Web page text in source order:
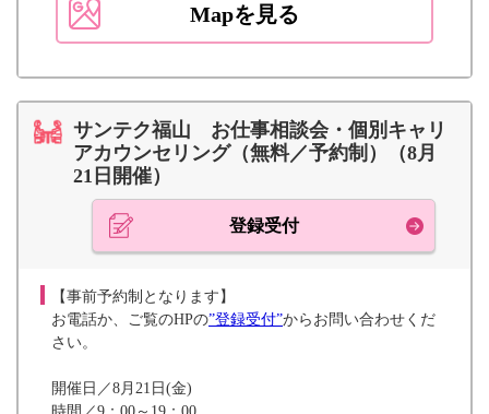
Mapを見る
サンテク福山 お仕事相談会・個別キャリ
アカウンセリング（無料／予約制）（8月
21日開催）
登録受付
【事前予約制となります】
お電話か、ご覧のHPの”登録受付”からお問い合わせくだ
さい。
開催日／8月21日(金)